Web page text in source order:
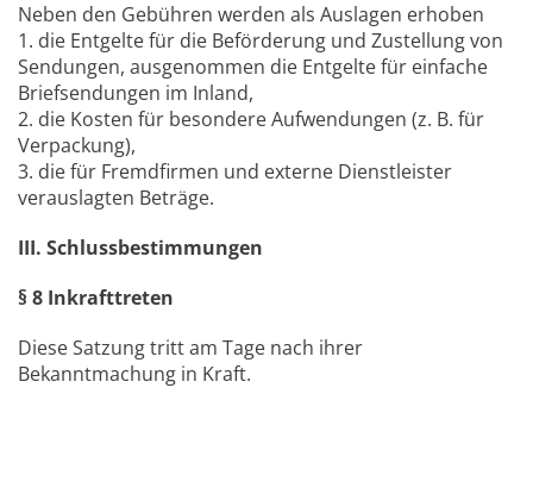
Neben den Gebühren werden als Auslagen erhoben
1. die Entgelte für die Beförderung und Zustellung von
Sendungen, ausgenommen die Entgelte für einfache
Briefsendungen im Inland,
2. die Kosten für besondere Aufwendungen (z. B. für
Verpackung),
3. die für Fremdfirmen und externe Dienstleister
verauslagten Beträge.
III. Schlussbestimmungen
§ 8 Inkrafttreten
Diese Satzung tritt am Tage nach ihrer
Bekanntmachung in Kraft.